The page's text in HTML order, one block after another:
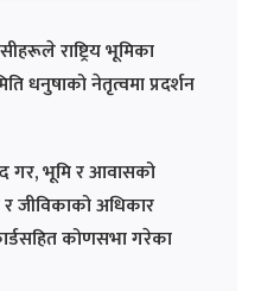
राष्ट्रिय भूमिका
धनुषाको नेतृत्वमा प्रदर्शन
गर, भूमि र आवासको
जीविकाको अधिकार
कोणसभा गरेका